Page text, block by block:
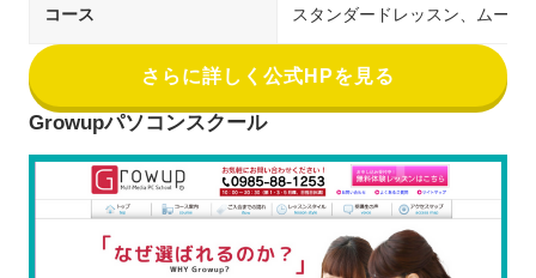
コース スタンダードレッスン、ムービ
さらに詳しく公式HPを見る
Growupパソコンスクール